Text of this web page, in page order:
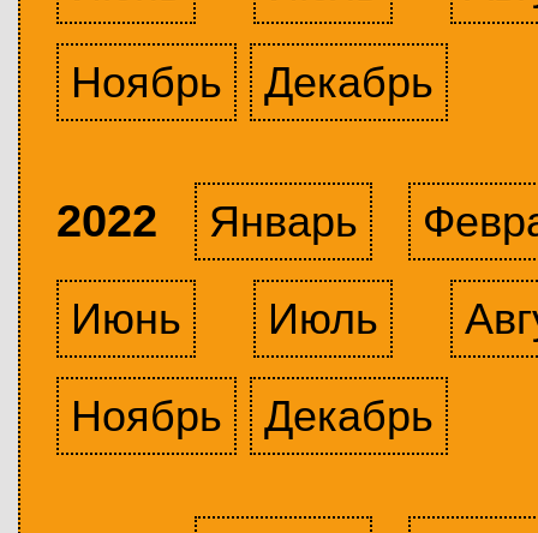
Ноябрь
Декабрь
2022 Январь
Июнь
Июль
Ноябрь
Декабрь